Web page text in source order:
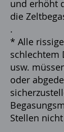
und erhöht
die
.
* Alle
schlechtem
usw.
oder
Stellen